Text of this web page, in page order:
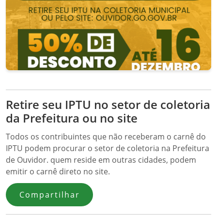
Retire seu IPTU no setor de coletoria
da Prefeitura ou no site
Todos os contribuintes que não receberam o carnê do
IPTU podem procurar o setor de coletoria na Prefeitura
de Ouvidor. quem reside em outras cidades, podem
emitir o carnê direto no site.
Compartilhar